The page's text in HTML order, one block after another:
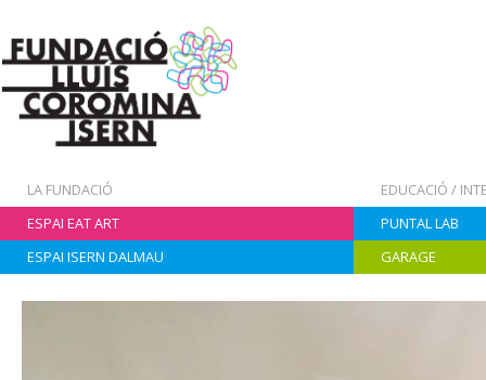
LA FUNDACIÓ
EDUCACIÓ /
ESPAI EAT ART
PUNTAL LAB
ESPAI ISERN DALMAU
GARAGE